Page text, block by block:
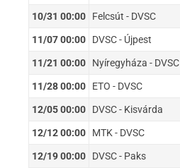
10/31 00:00 Felcsút - DVSC
11/07 00:00 DVSC - Újpest
11/21 00:00 Nyíregyháza - DVSC
11/28 00:00 ETO - DVSC
12/05 00:00 DVSC - Kisvárda
12/12 00:00 MTK - DVSC
12/19 00:00 DVSC - Paks